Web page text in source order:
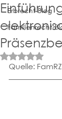
Erbrecht-Blog
Familienrecht-
Mit NaN
Quelle: FamRZ